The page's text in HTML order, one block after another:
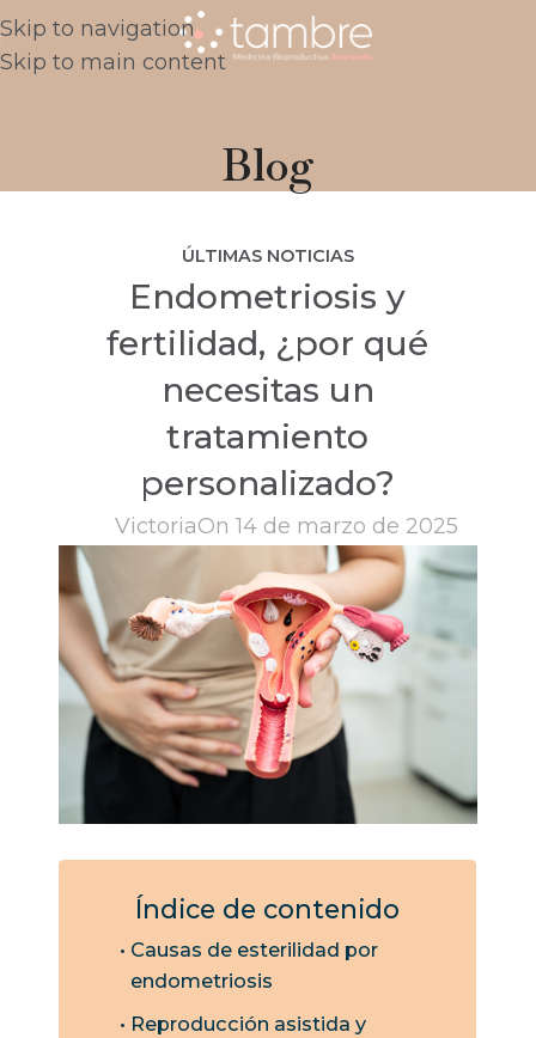
Skip to navigation
Skip to main content
Blog
ÚLTIMAS NOTICIAS
Endometriosis y
fertilidad, ¿por qué
necesitas un
tratamiento
personalizado?
VictoriaOn 14 de marzo de 2025
Índice de contenido
Causas de esterilidad por
endometriosis
Reproducción asistida y